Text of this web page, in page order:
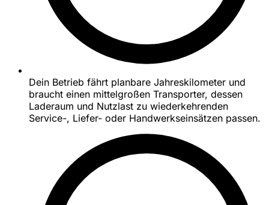
Dein Betrieb fährt planbare Jahreskilometer und
braucht einen mittelgroßen Transporter, dessen
Laderaum und Nutzlast zu wiederkehrenden
Service-, Liefer- oder Handwerkseinsätzen passen.